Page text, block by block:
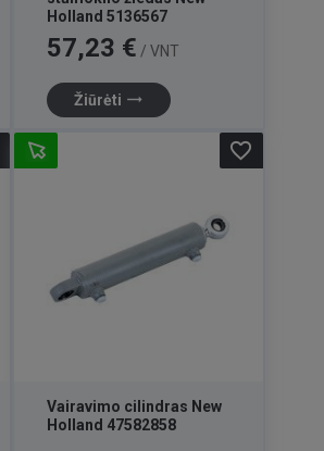
Holland 5136567
Kaina
57,23 € / VNT
Žiūrėti trending_flat
Vairavimo cilindras New
Holland 47582858
favorite_border